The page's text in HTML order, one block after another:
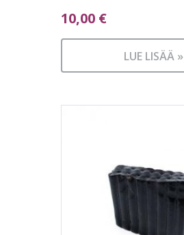
10,00 €
LUE LISÄÄ »